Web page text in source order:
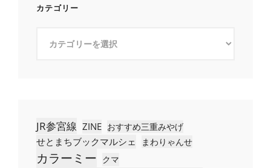
カテゴリー
JR参宮線 ZINE おすすめ三重みやげ
せとまちブックマルシェ まわりゃんせ
カラーミー クマ